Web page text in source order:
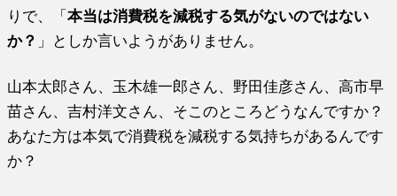
りで、「本当は消費税を減税する気がないのではない
か？ 」としか言いようがありません。
山本太郎さん、玉木雄一郎さん、野田佳彦さん、高市早
苗さん、吉村洋文さん、そこのところどうなんですか？
あなた方は本気で消費税を減税する気持ちがあるんです
か？